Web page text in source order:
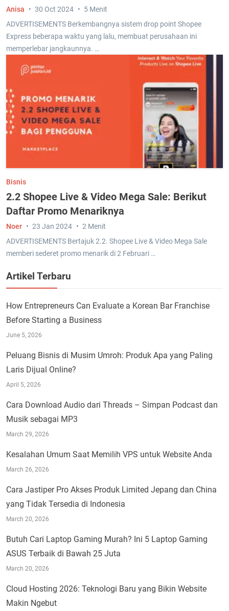
ADVERTISEMENTS Berkembangnya sistem drop point Shopee
Express beberapa waktu yang lalu, membuat perusahaan ini
memperlebar jangkaunnya. …
Anisa 30 Oct 2024 5 Menit
Bisnis
2.2 Shopee Live & Video Mega Sale: Berikut
Daftar Promo Menariknya
ADVERTISEMENTS Bertajuk 2.2. Shopee Live & Video Mega Sale
memberi sederet promo menarik di 2 Februari …
Noer 23 Jan 2024 2 Menit
Artikel Terbaru
How Entrepreneurs Can Evaluate a Korean Bar Franchise
Before Starting a Business
June 5, 2026
Peluang Bisnis di Musim Umroh: Produk Apa yang Paling
Laris Dijual Online?
April 5, 2026
Cara Download Audio dari Threads – Simpan Podcast dan
Musik sebagai MP3
March 29, 2026
Kesalahan Umum Saat Memilih VPS untuk Website Anda
March 26, 2026
Cara Jastiper Pro Akses Produk Limited Jepang dan China
yang Tidak Tersedia di Indonesia
March 20, 2026
Butuh Cari Laptop Gaming Murah? Ini 5 Laptop Gaming
ASUS Terbaik di Bawah 25 Juta
March 20, 2026
Cloud Hosting 2026: Teknologi Baru yang Bikin Website
Makin Ngebut